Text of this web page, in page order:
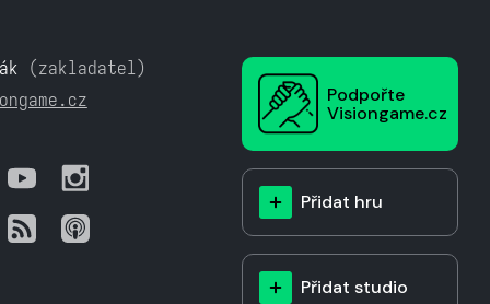
(zakladatel)
Podpořte
Visiongame.cz
Přidat hru
Přidat studio